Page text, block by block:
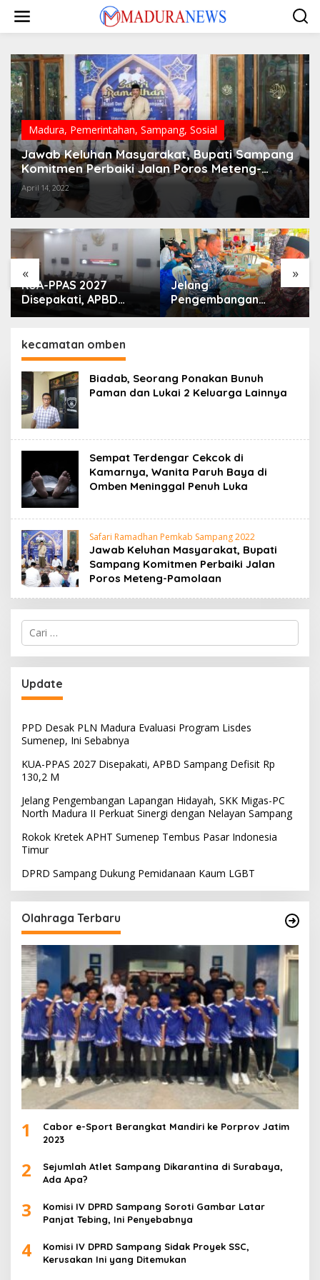
konten
Madura, Pemerintahan, Sampang, Sosial
Jawab Keluhan Masyarakat, Bupati Sampang
Komitmen Perbaiki Jalan Poros Meteng-
Pamolaan
April 14, 2022
« »
KUA-PPAS 2027
Disepakati, APBD
Sampang Defisit Rp
Jelang
Pengembangan
Lapangan Hidayah,
kecamatan omben
Biadab, Seorang Ponakan Bunuh
Paman dan Lukai 2 Keluarga Lainnya
Sempat Terdengar Cekcok di
Kamarnya, Wanita Paruh Baya di
Omben Meninggal Penuh Luka
Safari Ramadhan Pemkab Sampang 2022
Jawab Keluhan Masyarakat, Bupati
Sampang Komitmen Perbaiki Jalan
Poros Meteng-Pamolaan
Cari
untuk:
Update
PPD Desak PLN Madura Evaluasi Program Lisdes
Sumenep, Ini Sebabnya
KUA-PPAS 2027 Disepakati, APBD Sampang Defisit Rp
130,2 M
Jelang Pengembangan Lapangan Hidayah, SKK Migas-PC
North Madura II Perkuat Sinergi dengan Nelayan Sampang
Rokok Kretek APHT Sumenep Tembus Pasar Indonesia
Timur
DPRD Sampang Dukung Pemidanaan Kaum LGBT
Olahraga Terbaru
1
Cabor e-Sport Berangkat Mandiri ke Porprov Jatim
2023
2
Sejumlah Atlet Sampang Dikarantina di Surabaya,
Ada Apa?
3
Komisi IV DPRD Sampang Soroti Gambar Latar
Panjat Tebing, Ini Penyebabnya
4
Komisi IV DPRD Sampang Sidak Proyek SSC,
Kerusakan Ini yang Ditemukan